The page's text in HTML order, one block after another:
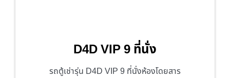
D4D VIP 9 ที่นั่ง
รถตู้เช่ารุ่น D4D VIP 9 ที่นั่งห้องโดยสาร